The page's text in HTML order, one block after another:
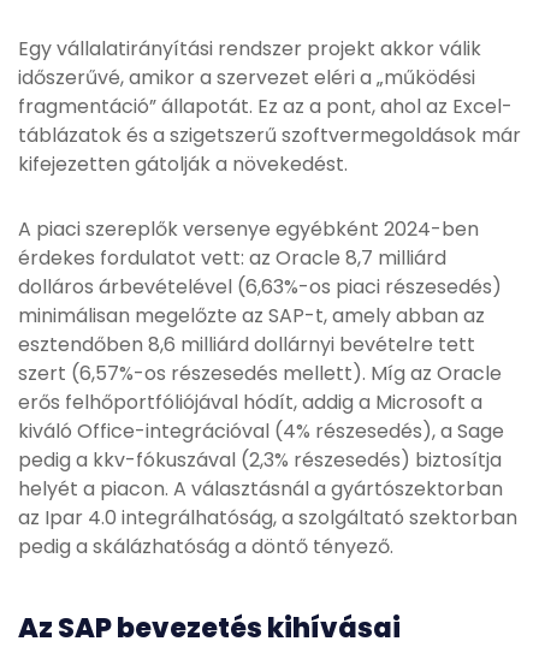
Egy vállalatirányítási rendszer projekt akkor válik
időszerűvé, amikor a szervezet eléri a „működési
fragmentáció” állapotát. Ez az a pont, ahol az Excel-
táblázatok és a szigetszerű szoftvermegoldások már
kifejezetten gátolják a növekedést.
A piaci szereplők versenye egyébként 2024-ben
érdekes fordulatot vett: az Oracle 8,7 milliárd
dolláros árbevételével (6,63%-os piaci részesedés)
minimálisan megelőzte az SAP-t, amely abban az
esztendőben 8,6 milliárd dollárnyi bevételre tett
szert (6,57%-os részesedés mellett). Míg az Oracle
erős felhőportfóliójával hódít, addig a Microsoft a
kiváló Office-integrációval (4% részesedés), a Sage
pedig a kkv-fókuszával (2,3% részesedés) biztosítja
helyét a piacon. A választásnál a gyártószektorban
az Ipar 4.0 integrálhatóság, a szolgáltató szektorban
pedig a skálázhatóság a döntő tényező.
Az SAP bevezetés kihívásai